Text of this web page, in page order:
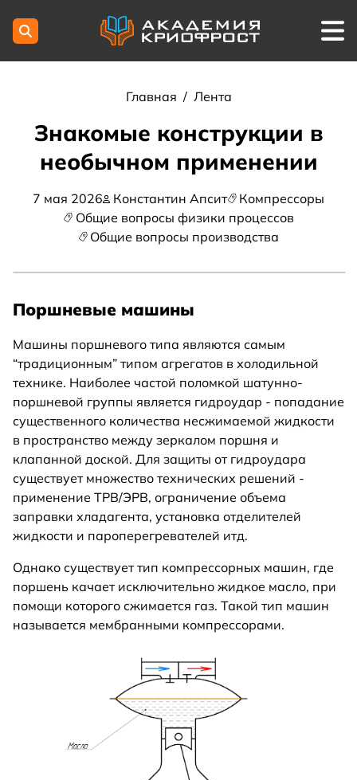
Главная / Лента
Знакомые конструкции в
необычном применении
7 мая 2026 Константин Апсит
Компрессоры
Общие вопросы физики процессов
Общие вопросы производства
Поршневые машины
Машины поршневого типа являются самым
“традиционным” типом агрегатов в холодильной
технике. Наиболее частой поломкой шатунно-
поршневой группы является гидроудар - попадание
существенного количества несжимаемой жидкости
в пространство между зеркалом поршня и
клапанной доской. Для защиты от гидроудара
существует множество технических решений -
применение ТРВ/ЭРВ, ограничение объема
заправки хладагента, установка отделителей
жидкости и пароперегревателей итд.
Однако существует тип компрессорных машин, где
поршень качает исключительно жидкое масло, при
помощи которого сжимается газ. Такой тип машин
называется мембранными компрессорами.